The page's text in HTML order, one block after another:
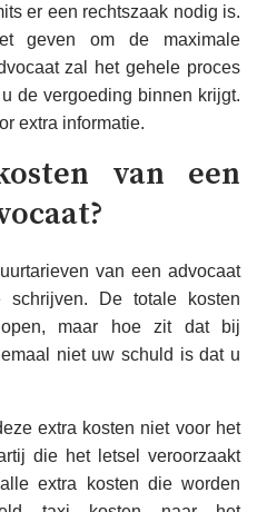
er een rechtszaak nodig is.
geven om de maximale
zal het gehele proces
de vergoeding binnen krijgt.
extra informatie.
van een
van een advocaat
De totale kosten
maar hoe zit dat bij
niet uw schuld is dat u
extra kosten niet voor het
die het letsel veroorzaakt
extra kosten die worden